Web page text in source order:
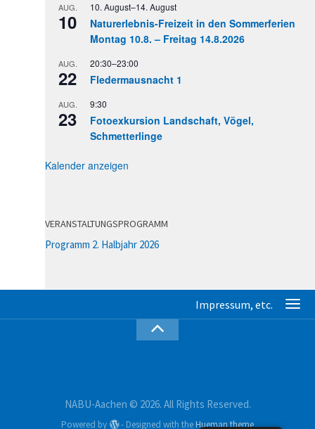
AUG.
10
10. August–14. August
Naturerlebnis-Freizeit in den Sommerferien
Montag 10.8. – Freitag 14.8.2026
AUG.
22
20:30–23:00
Fledermausnacht 1
AUG.
23
9:30
Fotoexkursion Landschaft, Vögel,
Schmetterlinge
Kalender anzeigen
VERANSTALTUNGSPROGRAMM
Programm 2. Halbjahr 2026
NABU-Aachen © 2026. All Rights Reserved.
Powered by - Designed with theHueman theme